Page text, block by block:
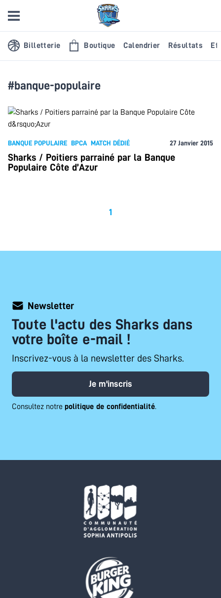
Billetterie Boutique Calendrier Résultats
#banque-populaire
BANQUE POPULAIRE BPCA MATCH DÉDIÉ 27 Janvier 2015
Sharks / Poitiers parrainé par la Banque
Populaire Côte d’Azur
1
Newsletter
Toute l'actu des Sharks dans
votre boîte e-mail !
Inscrivez-vous à la newsletter des Sharks.
Je m'inscris
Consultez notre politique de confidentialité.